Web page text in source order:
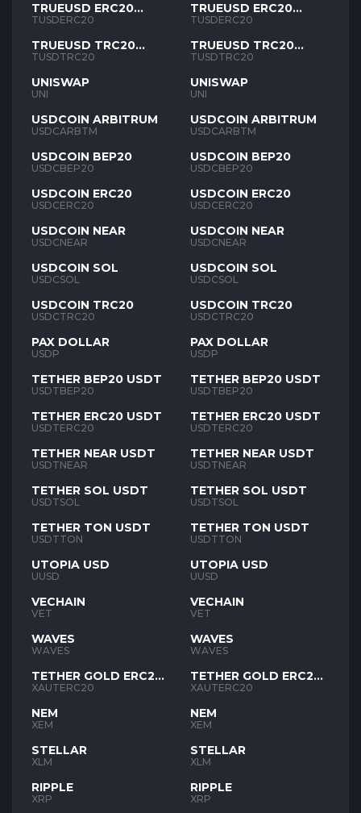
TRUEUSD ERC20
TUSD
TUSDERC20
TRUEUSD TRC20
TUSD
TUSDTRC20
UNISWAP
UNI
USDCOIN ARBITRUM
USDCARBTM
USDCOIN BEP20
USDCBEP20
USDCOIN ERC20
USDCERC20
USDCOIN NEAR
USDCNEAR
USDCOIN SOL
USDCSOL
USDCOIN TRC20
USDCTRC20
PAX DOLLAR
USDP
TETHER BEP20 USDT
USDTBEP20
TETHER ERC20 USDT
USDTERC20
TETHER NEAR USDT
USDTNEAR
TETHER SOL USDT
USDTSOL
TETHER TON USDT
USDTTON
UTOPIA USD
UUSD
VECHAIN
VET
WAVES
WAVES
TETHER GOLD ERC20
XAUT
XAUTERC20
NEM
XEM
STELLAR
XLM
RIPPLE
XRP
TRUEUSD ERC20
TUSD
TUSDERC20
TRUEUSD TRC20
TUSD
TUSDTRC20
UNISWAP
UNI
USDCOIN ARBITRUM
USDCARBTM
USDCOIN BEP20
USDCBEP20
USDCOIN ERC20
USDCERC20
USDCOIN NEAR
USDCNEAR
USDCOIN SOL
USDCSOL
USDCOIN TRC20
USDCTRC20
PAX DOLLAR
USDP
TETHER BEP20 USDT
USDTBEP20
TETHER ERC20 USDT
USDTERC20
TETHER NEAR USDT
USDTNEAR
TETHER SOL USDT
USDTSOL
TETHER TON USDT
USDTTON
UTOPIA USD
UUSD
VECHAIN
VET
WAVES
WAVES
TETHER GOLD ERC20
XAUT
XAUTERC20
NEM
XEM
STELLAR
XLM
RIPPLE
XRP